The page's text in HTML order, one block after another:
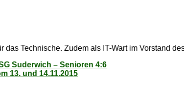
das Technische. Zudem als IT-Wart im Vorstand
Su­der­wich – Se­nio­ren 4:6
13. und 14.11.2015